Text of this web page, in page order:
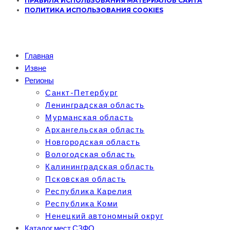
ПОЛИТИКА ИСПОЛЬЗОВАНИЯ COOKIES
Главная
Извне
Регионы
Санкт-Петербург
Ленинградская область
Мурманская область
Архангельская область
Новгородская область
Вологодская область
Калининградская область
Псковская область
Республика Карелия
Республика Коми
Ненецкий автономный округ
Каталог мест СЗФО